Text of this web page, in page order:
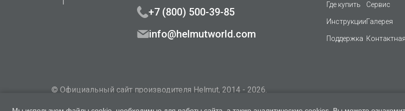
+7 (800) 500-39-85
info@helmutworld.com
Где купить Сервис
ИнструкцииГалерея
Поддержка
© Официальный сайт производителя Helmut, 2014 - 2026.